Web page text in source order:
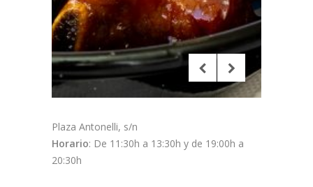
Plaza Antonelli, s/n
Horario: De 11:30h a 13:30h y de 19:00h a
20:30h